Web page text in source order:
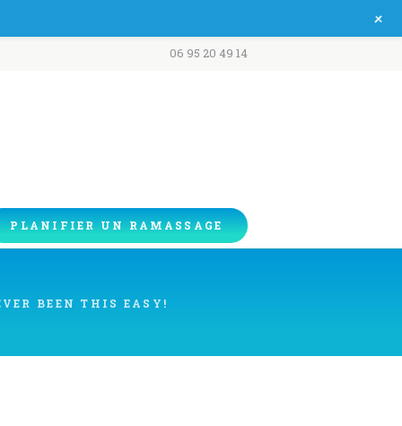
06 95 20 49 14
PLANIFIER UN RAMASSAGE
BEEN THIS EASY!
+